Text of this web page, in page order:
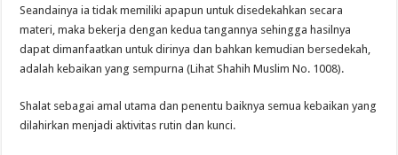
Seandainya ia tidak memiliki apapun untuk disedekahkan secara
materi, maka bekerja dengan kedua tangannya sehingga hasilnya
dapat dimanfaatkan untuk dirinya dan bahkan kemudian bersedekah,
adalah kebaikan yang sempurna (Lihat Shahih Muslim No. 1008).
Shalat sebagai amal utama dan penentu baiknya semua kebaikan yang
dilahirkan menjadi aktivitas rutin dan kunci.